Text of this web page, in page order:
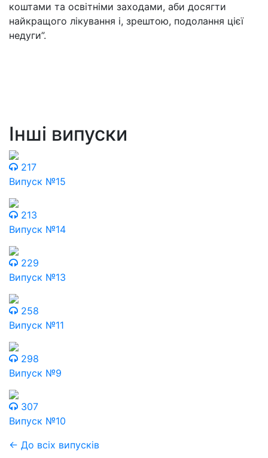
коштами та освітніми заходами, аби досягти
найкращого лікування і, зрештою, подолання цієї
недуги”.
Інші випуски
217
Випуск №15
213
Випуск №14
229
Випуск №13
258
Випуск №11
298
Випуск №9
307
Випуск №10
← До всіх випусків